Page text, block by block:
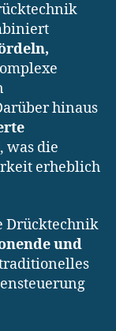
hinaus
was die
erheblich
Drücktechnik
und